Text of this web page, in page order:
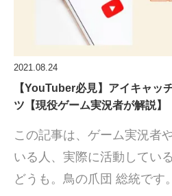
2021.08.24
【YouTuber必見】アイキャッ
ツ【現役ゲーム実況者が解説】
この記事は、ゲーム実況者
いる人、実際に活動してい
どうも。鳥の爪団 総統です